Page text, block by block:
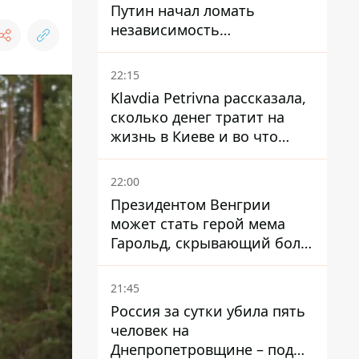
Путин начал ломать
независимость
собственного Центробанка,
заставив снизить базовую
ставку
22:15
Klavdia Petrivna рассказала,
сколько денег тратит на
жизнь в Киеве и во что
вкладывает миллионы
22:00
Президентом Венгрии
может стать герой мема
Гарольд, скрывающий боль
– он возглавил народное
голосование
21:45
Россия за сутки убила пять
человек на
Днепропетровщине – под